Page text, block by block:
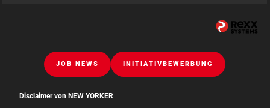
JOB NEWS INITIATIVBEWERBUNG
Disclaimer von NEW YORKER